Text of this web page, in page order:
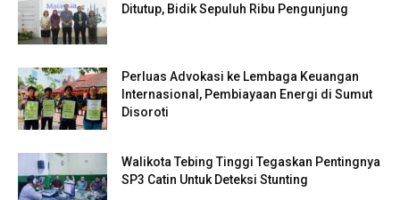
Ditutup, Bidik Sepuluh Ribu Pengunjung
Perluas Advokasi ke Lembaga Keuangan
Internasional, Pembiayaan Energi di Sumut
Disoroti
Walikota Tebing Tinggi Tegaskan Pentingnya
SP3 Catin Untuk Deteksi Stunting